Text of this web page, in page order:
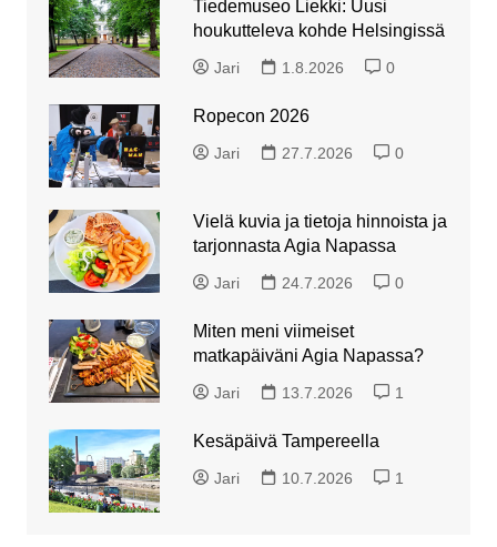
Tiedemuseo Liekki: Uusi
houkutteleva kohde Helsingissä
Jari 1.8.2026 0
Ropecon 2026
Jari 27.7.2026 0
Vielä kuvia ja tietoja hinnoista ja
tarjonnasta Agia Napassa
Jari 24.7.2026 0
Miten meni viimeiset
matkapäiväni Agia Napassa?
Jari 13.7.2026 1
Kesäpäivä Tampereella
Jari 10.7.2026 1